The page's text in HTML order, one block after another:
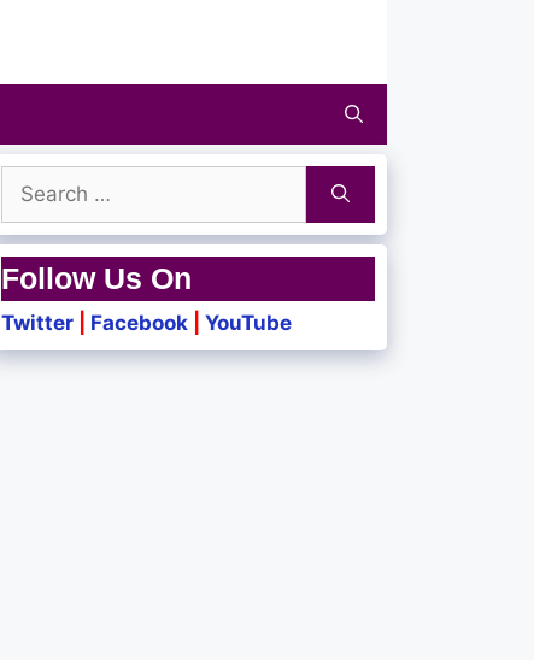
Search
for:
Follow Us On
Twitter Facebook YouTube